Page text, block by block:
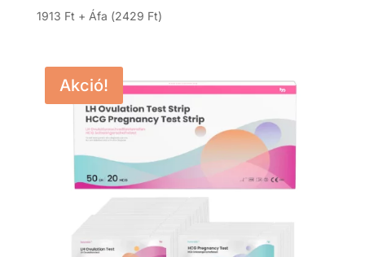
1913 Ft + Áfa (2429 Ft)
Akció!